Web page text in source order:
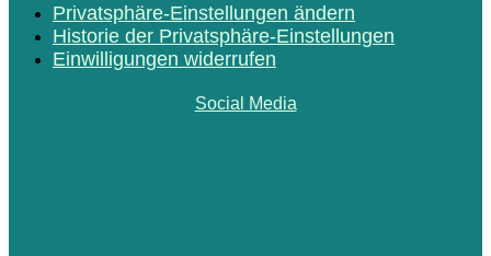
Privatsphäre-Einstellungen ändern
Historie der Privatsphäre-Einstellungen
Einwilligungen widerrufen
Social Media